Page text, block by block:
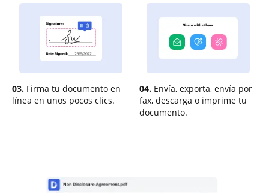
03. Firma tu documento en
línea en unos pocos clics.
04. Envía, exporta, envía por
fax, descarga o imprime tu
documento.